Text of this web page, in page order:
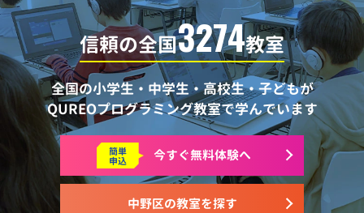
信頼の全国3274教室
全国の小学生・中学生・高校生・子どもが
QUREOプログラミング教室で学んでいます
中野区の教室を探す
簡単
申込 今すぐ無料体験へ